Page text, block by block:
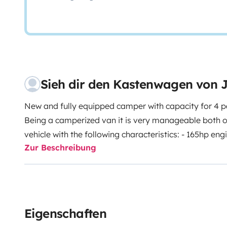
Sieh dir den Kastenwagen von
New and fully equipped camper with capacity for 4
Being a camperized van it is very manageable both
vehicle with the following characteristics: - 165hp
'aluminum wheels - Navigator package - Parking,
holder Team: - Standard: Hot water, shower, WC,
allowing a large additional space in the living room.
Zur Beschreibung
Eigenschaften